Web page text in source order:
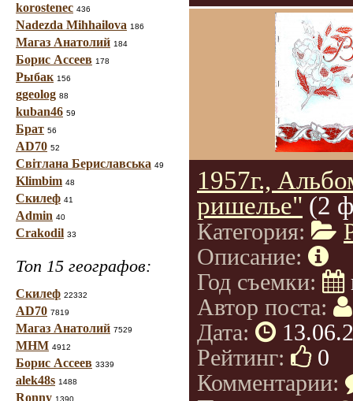
korostenec 436
Nadezda Mihhailova 186
Магаз Анатолий 184
Борис Ассеев 178
Рыбак 156
ggeolog 88
kuban46 59
Брат 56
AD70 52
Світлана Бериславська 49
Klimbim 48
Скилеф 41
Admin 40
Crakodil 33
Топ 15 географов:
Скилеф 22332
AD70 7819
Магаз Анатолий 7529
МНМ 4912
Борис Ассеев 3339
alek48s 1488
Ronny 1390
1957г.,
ришелье" (2
Категория:
Описание:
Год съемки:
Автор поста:
Дата:
Рейтинг:
0
Комментарии: